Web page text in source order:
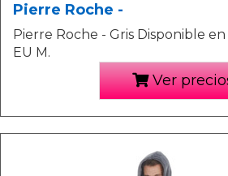
Pierre Roche -
Pierre Roche - Gris Disponible
EU M.
Ver